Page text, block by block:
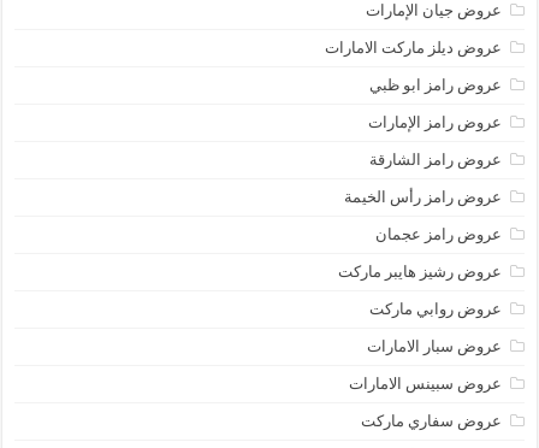
عروض جيان الإمارات
عروض ديلز ماركت الامارات
عروض رامز ابو ظبي
عروض رامز الإمارات
عروض رامز الشارقة
عروض رامز رأس الخيمة
عروض رامز عجمان
عروض رشيز هايبر ماركت
عروض روابي ماركت
عروض سبار الامارات
عروض سبينس الامارات
عروض سفاري ماركت